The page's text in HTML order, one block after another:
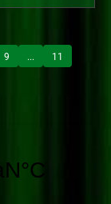
9 ... 11